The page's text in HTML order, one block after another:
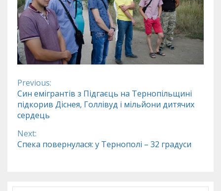
Continue
Reading
Previous:
Син емігрантів з Підгаєць на Тернопільщині
підкорив Діснея, Голлівуд і мільйони дитячих
сердець
Next:
Спека повернулася: у Тернополі – 32 градуси